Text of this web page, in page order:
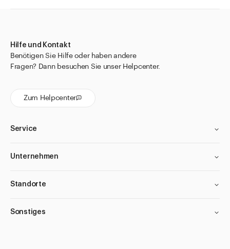
Hilfe und Kontakt
Benötigen Sie Hilfe oder haben andere
Fragen? Dann besuchen Sie unser Helpcenter.
Zum Helpcenter
Service
Unternehmen
Standorte
Sonstiges